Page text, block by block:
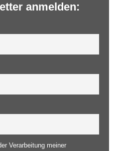
anmelden:
Verarbeitung meiner